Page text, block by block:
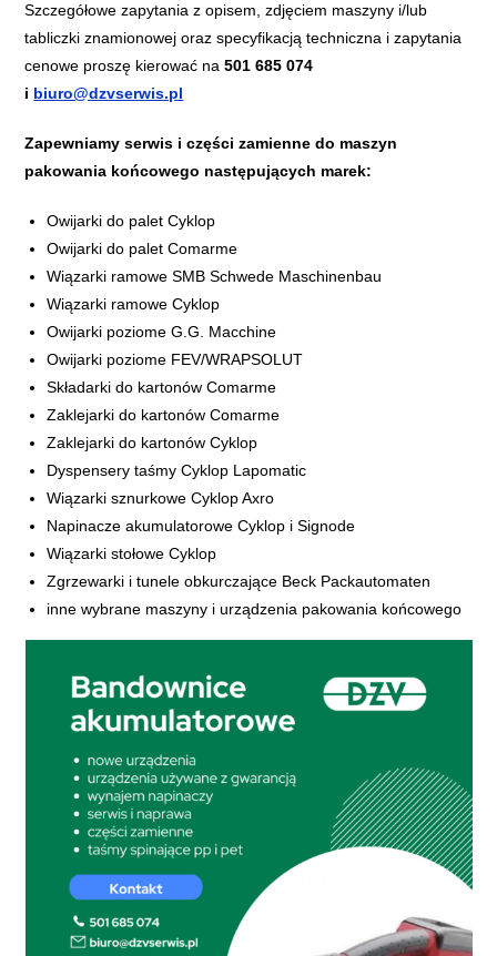
​Szczegółowe zapytania z opisem, zdjęciem maszyny i/lub
tabliczki znamionowej oraz specyfikacją techniczna i zapytania
cenowe proszę kierować na501 685 074
i biuro@dzvserwis.pl
Zapewniamy serwis i części zamienne do maszyn
pakowania końcowego następujących marek:​
Owijarki do palet Cyklop
Owijarki do palet Comarme
Wiązarki ramowe SMB Schwede Maschinenbau
Wiązarki ramowe Cyklop
Owijarki poziome G.G. Macchine
Owijarki poziome FEV/WRAPSOLUT
Składarki do kartonów Comarme
Zaklejarki do kartonów Comarme
Zaklejarki do kartonów Cyklop
​Dyspensery taśmy Cyklop Lapomatic
Wiązarki sznurkowe Cyklop Axro
Napinacze akumulatorowe Cyklop i Signode
Wiązarki stołowe Cyklop
Zgrzewarki i tunele obkurczające Beck Packautomaten
​inne wybrane maszyny i urządzenia pakowania końcowego